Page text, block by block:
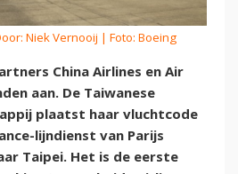
Niek Vernooij | Foto: Boeing
China Airlines en Air
aan. De Taiwanese
plaatst haar vluchtcode
lijndienst van Parijs
Taipei. Het is de eerste